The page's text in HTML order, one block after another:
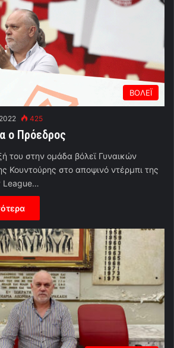
ΒΟΛΕΪ
425
ο Πρόεδρος
του στην ομάδα βόλεϊ Γυναικών
Κουντούρης στο αποψινό ντέρμπι της
League…